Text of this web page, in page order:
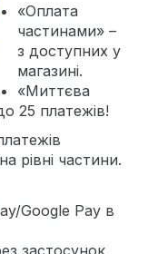
«Оплата
частинами» –
з доступних у
магазині.
«Миттєва
25 платежів!
рівні частини.
Google Pay в
застосунок